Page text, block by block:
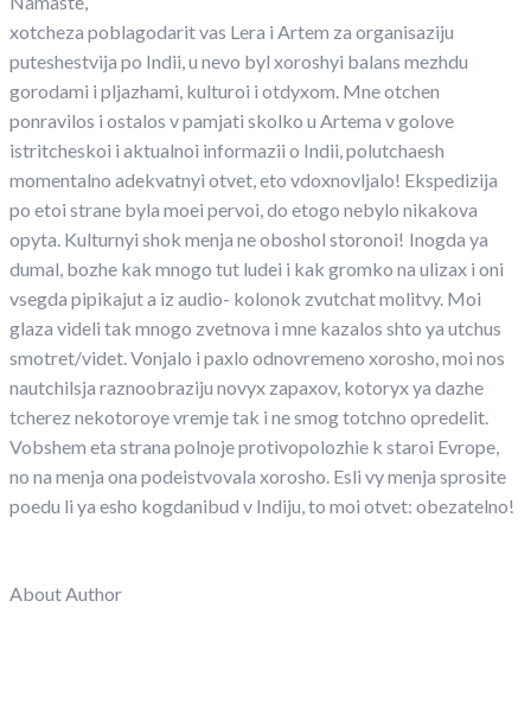
xotcheza poblagodarit vas Lera i Artem za organisaziju
puteshestvija po Indii, u nevo byl xoroshyi balans mezhdu
gorodami i pljazhami, kulturoi i otdyxom. Mne otchen
ponravilos i ostalos v pamjati skolko u Artema v golove
istritcheskoi i aktualnoi informazii o Indii, polutchaesh
momentalno adekvatnyi otvet, eto vdoxnovljalo! Ekspedizija
po etoi strane byla moei pervoi, do etogo nebylo nikakova
opyta. Kulturnyi shok menja ne oboshol storonoi! Inogda ya
dumal, bozhe kak mnogo tut ludei i kak gromko na ulizax i oni
vsegda pipikajut a iz audio- kolonok zvutchat molitvy. Moi
glaza videli tak mnogo zvetnova i mne kazalos shto ya utchus
smotret/videt. Vonjalo i paxlo odnovremeno xorosho, moi nos
nautchilsja raznoobraziju novyx zapaxov, kotoryx ya dazhe
tcherez nekotoroye vremje tak i ne smog totchno opredelit.
Vobshem eta strana polnoje protivopolozhie k staroi Evrope,
no na menja ona podeistvovala xorosho. Esli vy menja sprosite
poedu li ya esho kogdanibud v Indiju, to moi otvet: obezatelno!
About Author